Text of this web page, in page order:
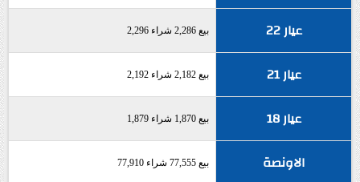
عيار 22 بيع 2,286 شراء 2,296
عيار 21 بيع 2,182 شراء 2,192
عيار 18 بيع 1,870 شراء 1,879
الاونصة بيع 77,555 شراء 77,910